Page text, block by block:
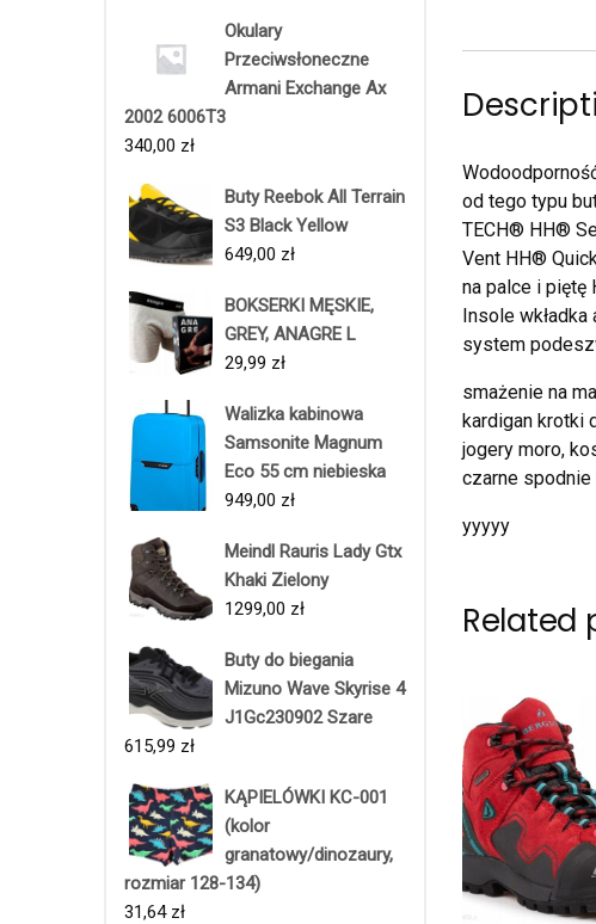
Okulary
Przeciwsłoneczne
Armani Exchange Ax
2002 6006T3
340,00 zł
Buty Reebok All Terrain
S3 Black Yellow
649,00 zł
BOKSERKI MĘSKIE,
GREY, ANAGRE L
29,99 zł
Walizka kabinowa
Samsonite Magnum
Eco 55 cm niebieska
949,00 zł
Meindl Rauris Lady Gtx
Khaki Zielony
1299,00 zł
Buty do biegania
Mizuno Wave Skyrise 4
J1Gc230902 Szare
615,99 zł
KĄPIELÓWKI KC-001
(kolor
granatowy/dinozaury,
rozmiar 128-134)
31,64 zł
od tego typu
TECH® HH®
Vent HH®
na palce i piętę
Insole
system
smażenie na
kardigan krotki
jogery moro,
czarne
yyyyy
Related